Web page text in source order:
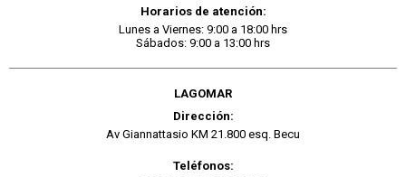
Horarios de atención:
Lunes a Viernes: 9:00 a 18:00 hrs
Sábados: 9:00 a 13:00 hrs
LAGOMAR
Dirección:
Av Giannattasio KM 21.800 esq. Becu
Teléfonos: